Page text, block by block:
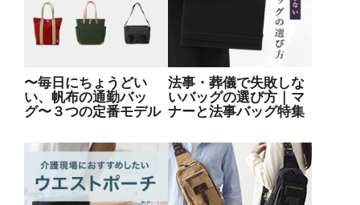
〜毎日にちょうどい
い、帆布の通勤バッ
グ〜３つの定番モデル
法事・葬儀で失敗しな
いバッグの選び方｜マ
ナーと法事バッグ特集